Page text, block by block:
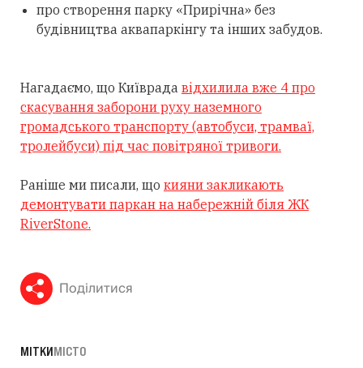
про створення парку «Прирічна» без
будівництва аквапаркінгу та інших забудов.
Нагадаємо, що Київрада відхилила вже 4 про
скасування заборони руху наземного
громадського транспорту (автобуси, трамваї,
тролейбуси) під час повітряної тривоги.
Раніше ми писали, що кияни закликають
демонтувати паркан на набережній біля ЖК
RiverStone.
Поділитися
МІТКИМІСТО